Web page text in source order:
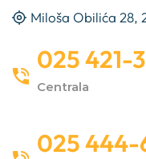
Miloša Obilića 28,
025 421-
Centrala
025 444-